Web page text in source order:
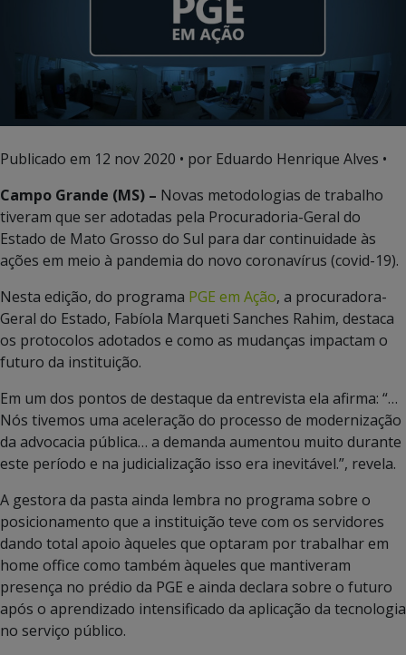
Publicado em 12 nov 2020 • por Eduardo Henrique Alves •
Campo Grande (MS) – Novas metodologias de trabalho
tiveram que ser adotadas pela Procuradoria-Geral do
Estado de Mato Grosso do Sul para dar continuidade às
ações em meio à pandemia do novo coronavírus (covid-19).
Nesta edição, do programa PGE em Ação, a procuradora-
Geral do Estado, Fabíola Marqueti Sanches Rahim, destaca
os protocolos adotados e como as mudanças impactam o
futuro da instituição.
Em um dos pontos de destaque da entrevista ela afirma: “…
Nós tivemos uma aceleração do processo de modernização
da advocacia pública… a demanda aumentou muito durante
este período e na judicialização isso era inevitável.”, revela.
A gestora da pasta ainda lembra no programa sobre o
posicionamento que a instituição teve com os servidores
dando total apoio àqueles que optaram por trabalhar em
home office como também àqueles que mantiveram
presença no prédio da PGE e ainda declara sobre o futuro
após o aprendizado intensificado da aplicação da tecnologia
no serviço público.